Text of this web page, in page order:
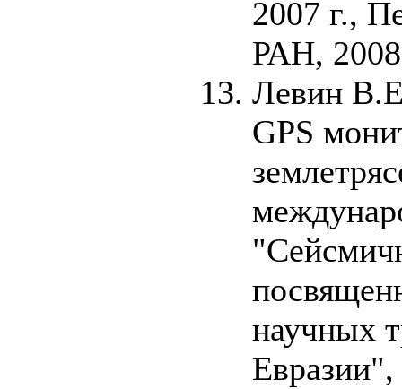
2007 г.,
РАН,
Левин
GPS
научных